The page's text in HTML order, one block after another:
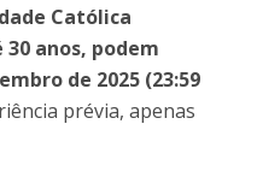
Católica
anos, podem
de 2025 (23:59
prévia, apenas